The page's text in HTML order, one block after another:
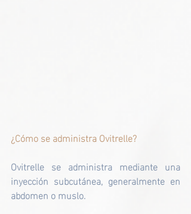
¿Cómo se administra Ovitrelle?
Ovitrelle se administra mediante una
inyección subcutánea, generalmente en
abdomen o muslo.